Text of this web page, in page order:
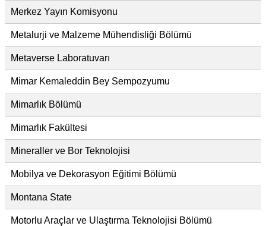
Merkez Yayın Komisyonu
Metalurji ve Malzeme Mühendisliği Bölümü
Metaverse Laboratuvarı
Mimar Kemaleddin Bey Sempozyumu
Mimarlık Bölümü
Mimarlık Fakültesi
Mineraller ve Bor Teknolojisi
Mobilya ve Dekorasyon Eğitimi Bölümü
Montana State
Motorlu Araçlar ve Ulaştırma Teknolojisi Bölümü